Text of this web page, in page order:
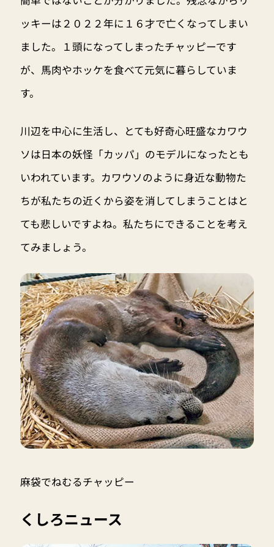
ッキーは２０２２年に１６才で亡くなってしまい
ました。１頭になってしまったチャッピーです
が、馬肉やホッケを食べて元気に暮らしていま
す。
川辺を中心に生活し、とても好奇心旺盛なカワウ
ソは日本の妖怪「カッパ」のモデルになったとも
いわれています。カワウソのように身近な動物た
ちが私たちの近くから姿を消してしまうことはと
ても悲しいですよね。私たちにできることを考え
てみましょう。
麻袋でねむるチャッピー
くしろニュース